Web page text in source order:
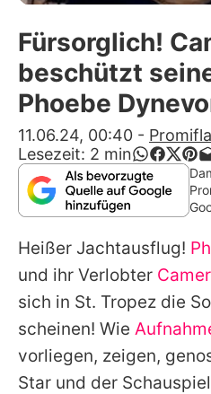
Alle Themen
App
Redaktionelle
Utiq
Fürsorglich!
beschützt
Phoebe
11.06.24, 00:40 -
Lesezeit: 2 min
Heißer Jachtausflug!
und ihr Verlobter
sich in St. Tropez die
scheinen! Wie
vorliegen, zeigen,
Star und der